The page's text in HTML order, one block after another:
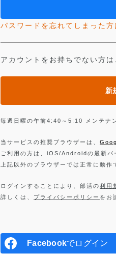
パスワードを忘れてしまった方
アカウントをお持ちでない方は
新
毎週日曜の午前4:40～5:10 メンテナ
当サービスの推奨ブラウザーは、
ご利用の方は、iOS/Androidの最新バ
上記以外のブラウザーでは正常に動
ログインすることにより、部活の利用
詳しくは、 プライバシーポリシー をお
Facebookでログイン